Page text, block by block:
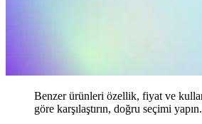
Benzer ürünleri özellik, fiyat ve
göre karşılaştırın, doğru seçimi yapın.